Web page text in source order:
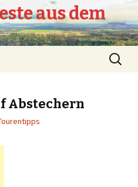
aus dem
Suchen
nach:
Abstechern